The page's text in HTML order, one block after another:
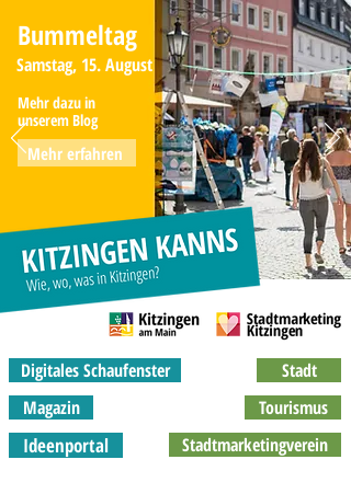
Bummeltag
Samstag, 15. August
Mehr dazu in
unserem Blog
Mehr erfahren
Stadt
Digitales Schaufenster
Magazin
Ideenportal
Tourismus
Stadtmarketingverein